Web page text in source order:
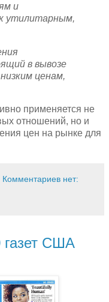
и
утилитарным,
в вывозе
ценам,
применяется не
отношений, но и
цен на рынке для
Комментариев нет:
газет США